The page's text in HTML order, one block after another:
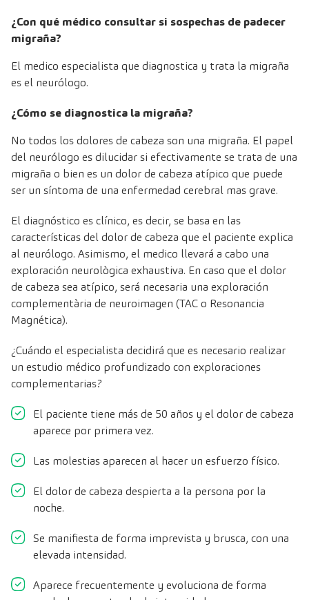
¿Con qué médico consultar si sospechas de padecer
migraña?
El medico especialista que diagnostica y trata la migraña
es el neurólogo.
¿Cómo se diagnostica la migraña?
No todos los dolores de cabeza son una migraña. El papel
del neurólogo es dilucidar si efectivamente se trata de una
migraña o bien es un dolor de cabeza atípico que puede
ser un síntoma de una enfermedad cerebral mas grave.
El diagnóstico es clínico, es decir, se basa en las
características del dolor de cabeza que el paciente explica
al neurólogo. Asimismo, el medico llevará a cabo una
exploración neurològica exhaustiva. En caso que el dolor
de cabeza sea atípico, será necesaria una exploración
complementària de neuroimagen (TAC o Resonancia
Magnética).
¿Cuándo el especialista decidirá que es necesario realizar
un estudio médico profundizado con exploraciones
complementarias?
El paciente tiene más de 50 años y el dolor de cabeza
aparece por primera vez.
Las molestias aparecen al hacer un esfuerzo físico.
El dolor de cabeza despierta a la persona por la
noche.
Se manifiesta de forma imprevista y brusca, con una
elevada intensidad.
Aparece frecuentemente y evoluciona de forma